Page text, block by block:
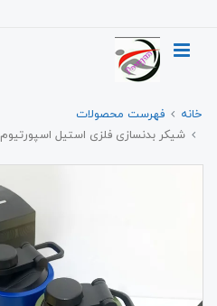
خانه
فهرست محصولات
شیکر بدنسازی فلزی استیل اسپورتیوم SK اورجینال درب پیچی